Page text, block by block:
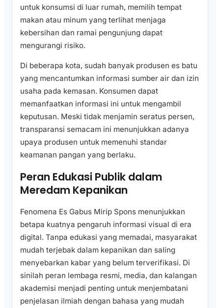
untuk konsumsi di luar rumah, memilih tempat
makan atau minum yang terlihat menjaga
kebersihan dan ramai pengunjung dapat
mengurangi risiko.
Di beberapa kota, sudah banyak produsen es batu
yang mencantumkan informasi sumber air dan izin
usaha pada kemasan. Konsumen dapat
memanfaatkan informasi ini untuk mengambil
keputusan. Meski tidak menjamin seratus persen,
transparansi semacam ini menunjukkan adanya
upaya produsen untuk memenuhi standar
keamanan pangan yang berlaku.
Peran Edukasi Publik dalam
Meredam Kepanikan
Fenomena Es Gabus Mirip Spons menunjukkan
betapa kuatnya pengaruh informasi visual di era
digital. Tanpa edukasi yang memadai, masyarakat
mudah terjebak dalam kepanikan dan saling
menyebarkan kabar yang belum terverifikasi. Di
sinilah peran lembaga resmi, media, dan kalangan
akademisi menjadi penting untuk menjembatani
penjelasan ilmiah dengan bahasa yang mudah